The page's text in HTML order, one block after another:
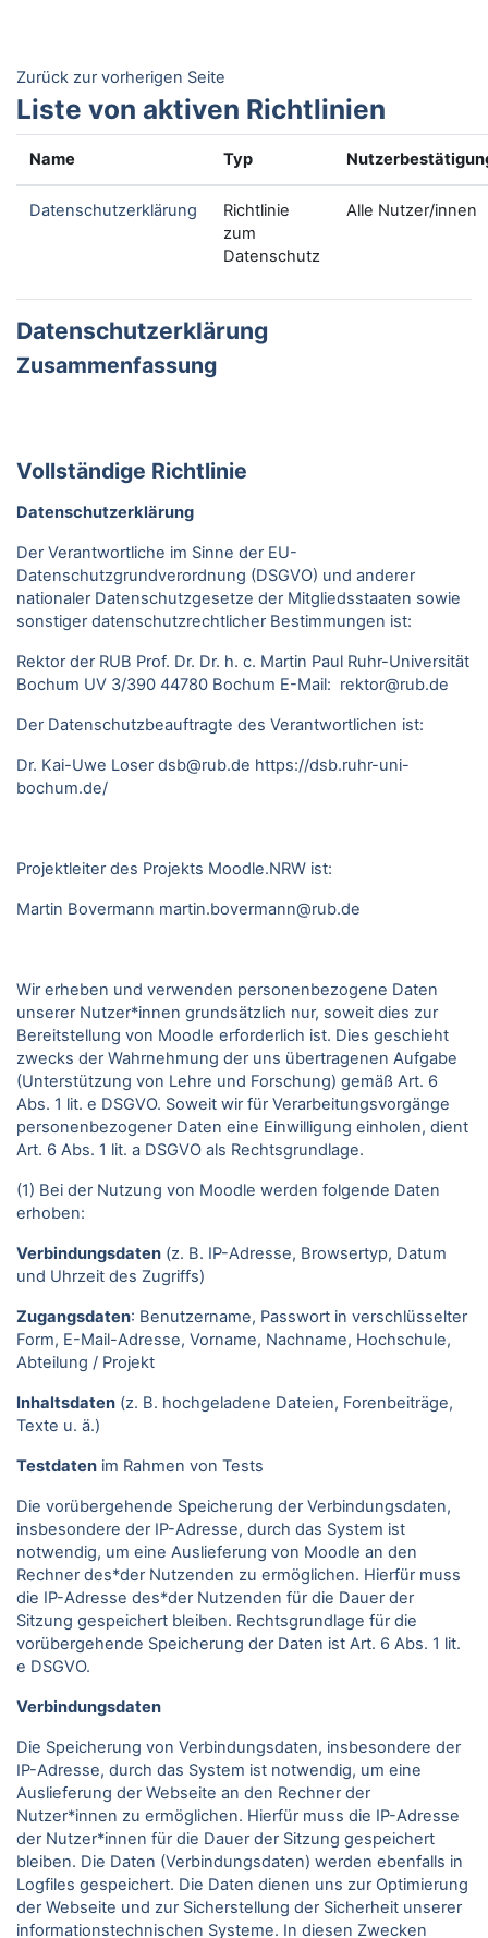
Zurück zur vorherigen Seite
Liste von aktiven Richtlinien
Name Typ
Datenschutzerklärung
Richtlinie
zum
Datenschutz
Alle Nutzer/innen
Datenschutzerklärung
Zusammenfassung
Vollständige Richtlinie
Datenschutzerklärung
Der Verantwortliche im Sinne der EU-
Datenschutzgrundverordnung (DSGVO) und anderer
nationaler Datenschutzgesetze der Mitgliedsstaaten sowie
sonstiger datenschutzrechtlicher Bestimmungen ist:
Rektor der RUB Prof. Dr. Dr. h. c. Martin Paul Ruhr-Universität
Bochum UV 3/390 44780 Bochum E-Mail: rektor@rub.de
Der Datenschutzbeauftragte des Verantwortlichen ist:
Dr. Kai-Uwe Loser dsb@rub.de https://dsb.ruhr-uni-
bochum.de/
Projektleiter des Projekts Moodle.NRW ist:
Martin Bovermann martin.bovermann@rub.de
Wir erheben und verwenden personenbezogene Daten
unserer Nutzer*innen grundsätzlich nur, soweit dies zur
Bereitstellung von Moodle erforderlich ist. Dies geschieht
zwecks der Wahrnehmung der uns übertragenen Aufgabe
(Unterstützung von Lehre und Forschung) gemäß Art. 6
Abs. 1 lit. e DSGVO. Soweit wir für Verarbeitungsvorgänge
personenbezogener Daten eine Einwilligung einholen, dient
Art. 6 Abs. 1 lit. a DSGVO als Rechtsgrundlage.
(1) Bei der Nutzung von Moodle werden folgende Daten
erhoben:
Verbindungsdaten (z. B. IP-Adresse, Browsertyp, Datum
und Uhrzeit des Zugriffs)
Zugangsdaten: Benutzername, Passwort in verschlüsselter
Form, E-Mail-Adresse, Vorname, Nachname, Hochschule,
Abteilung / Projekt
Inhaltsdaten (z. B. hochgeladene Dateien, Forenbeiträge,
Texte u. ä.)
Testdaten im Rahmen von Tests
Die vorübergehende Speicherung der Verbindungsdaten,
insbesondere der IP-Adresse, durch das System ist
notwendig, um eine Auslieferung von Moodle an den
Rechner des*der Nutzenden zu ermöglichen. Hierfür muss
die IP-Adresse des*der Nutzenden für die Dauer der
Sitzung gespeichert bleiben. Rechtsgrundlage für die
vorübergehende Speicherung der Daten ist Art. 6 Abs. 1 lit.
e DSGVO.
Verbindungsdaten
Die Speicherung von Verbindungsdaten, insbesondere der
IP-Adresse, durch das System ist notwendig, um eine
Auslieferung der Webseite an den Rechner der
Nutzer*innen zu ermöglichen. Hierfür muss die IP-Adresse
der Nutzer*innen für die Dauer der Sitzung gespeichert
bleiben. Die Daten (Verbindungsdaten) werden ebenfalls in
Logfiles gespeichert. Die Daten dienen uns zur Optimierung
der Webseite und zur Sicherstellung der Sicherheit unserer
informationstechnischen Systeme. In diesen Zwecken